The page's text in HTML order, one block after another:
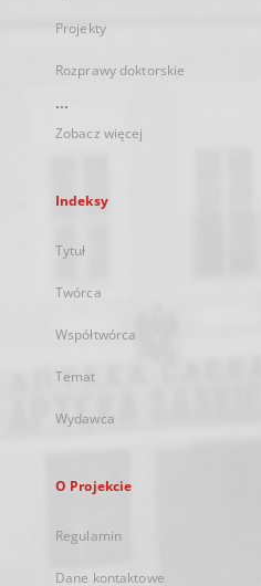
Projekty
Rozprawy doktorskie
...
Zobacz więcej
Indeksy
Tytuł
Twórca
Współtwórca
Temat
Wydawca
O Projekcie
Regulamin
Dane kontaktowe